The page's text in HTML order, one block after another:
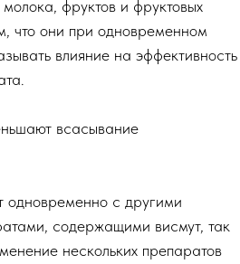
фруктов и фруктовых
что они при одновременном
влияние на эффективность
всасывание
с другими
содержащими висмут, так
нескольких препаратов